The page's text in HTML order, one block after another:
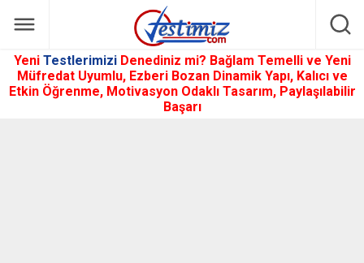
Yeni Testlerimizi Denediniz mi? Bağlam Temelli ve Yeni
Müfredat Uyumlu, Ezberi Bozan Dinamik Yapı, Kalıcı ve
Etkin Öğrenme, Motivasyon Odaklı Tasarım, Paylaşılabilir
Başarı